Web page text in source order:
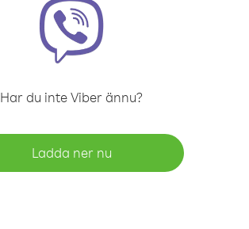
Har du inte Viber ännu?
Ladda ner nu